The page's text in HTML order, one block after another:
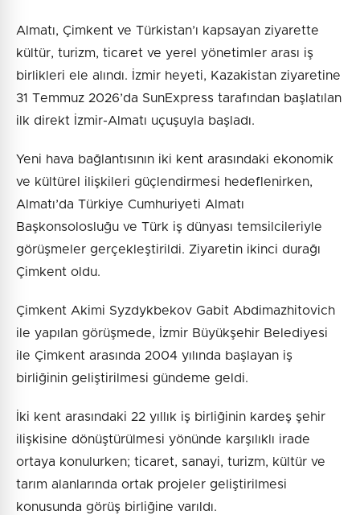
Almatı, Çimkent ve Türkistan’ı kapsayan ziyarette
kültür, turizm, ticaret ve yerel yönetimler arası iş
birlikleri ele alındı. İzmir heyeti, Kazakistan ziyaretine
31 Temmuz 2026’da SunExpress tarafından başlatılan
ilk direkt İzmir-Almatı uçuşuyla başladı.
Yeni hava bağlantısının iki kent arasındaki ekonomik
ve kültürel ilişkileri güçlendirmesi hedeflenirken,
Almatı’da Türkiye Cumhuriyeti Almatı
Başkonsolosluğu ve Türk iş dünyası temsilcileriyle
görüşmeler gerçekleştirildi. Ziyaretin ikinci durağı
Çimkent oldu.
Çimkent Akimi Syzdykbekov Gabit Abdimazhitovich
ile yapılan görüşmede, İzmir Büyükşehir Belediyesi
ile Çimkent arasında 2004 yılında başlayan iş
birliğinin geliştirilmesi gündeme geldi.
İki kent arasındaki 22 yıllık iş birliğinin kardeş şehir
ilişkisine dönüştürülmesi yönünde karşılıklı irade
ortaya konulurken; ticaret, sanayi, turizm, kültür ve
tarım alanlarında ortak projeler geliştirilmesi
konusunda görüş birliğine varıldı.